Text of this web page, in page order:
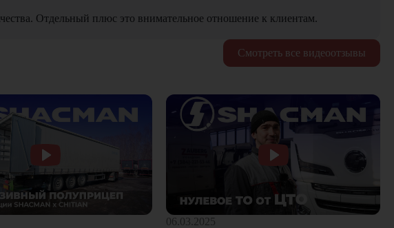
Отдельный плюс это внимательное отношение к клиентам.
Смотреть все видеоотзывы
06.03.2025